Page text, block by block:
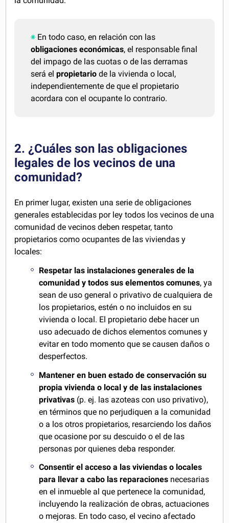
En todo caso, en relación con las
obligaciones económicas, el responsable final
del impago de las cuotas o de las derramas
será elpropietario de la vivienda o local,
independientemente de que el propietario
acordara con el ocupante lo contrario.
2. ¿Cuáles son las obligaciones
legales de los vecinos de una
comunidad?
En primer lugar, existen una serie de obligaciones
generales establecidas por ley todos los vecinos de una
comunidad de vecinos deben respetar, tanto
propietarios como ocupantes de las viviendas y
locales:
Respetar las instalaciones generales de la
comunidad y todos sus elementos comunes, ya
sean de uso general o privativo de cualquiera de
los propietarios, estén o no incluidos en su
vivienda o local. El propietario debe hacer un
uso adecuado de dichos elementos comunes y
evitar en todo momento que se causen daños o
desperfectos.
Mantener en buen estado de conservación su
propia vivienda o local y de las instalaciones
privativas (p. ej. las azoteas con uso privativo),
en términos que no perjudiquen a la comunidad
o a los otros propietarios, resarciendo los daños
que ocasione por su descuido o el de las
personas por quienes deba responder.
Consentir el acceso a las viviendas o locales
para llevar a cabo las reparaciones necesarias
en el inmueble al que pertenece la comunidad,
incluyendo la realización de obras, actuaciones
o mejoras. En todo caso, el vecino afectado